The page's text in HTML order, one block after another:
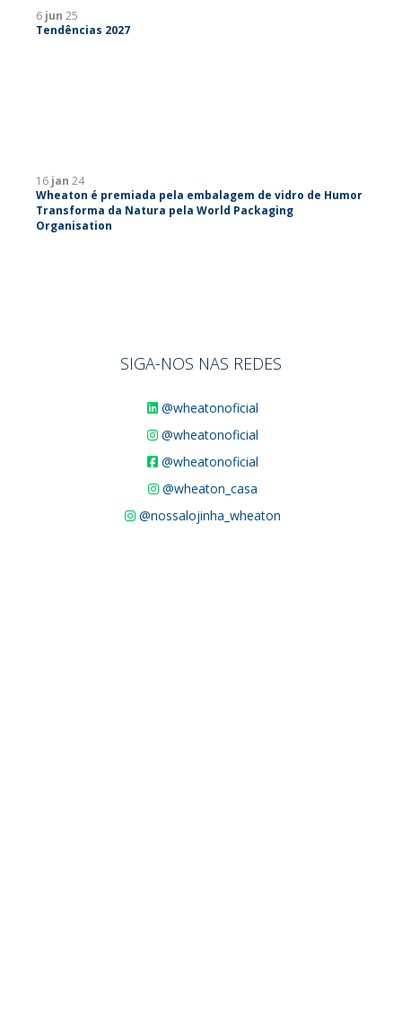
6 jun 25
Tendências 2027
16 jan 24
Wheaton é premiada pela embalagem de vidro de Humor
Transforma da Natura pela World Packaging
Organisation
SIGA-NOS NAS REDES
@wheatonoficial
@wheatonoficial
@wheatonoficial
@wheaton_casa
@nossalojinha_wheaton